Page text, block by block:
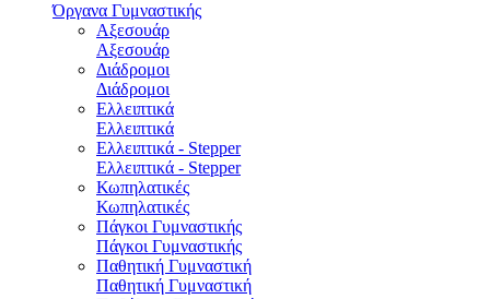
Όργανα Γυμναστικής
Αξεσουάρ
Αξεσουάρ
Διάδρομοι
Διάδρομοι
Ελλειπτικά
Ελλειπτικά
Ελλειπτικά - Stepper
Ελλειπτικά - Stepper
Κωπηλατικές
Κωπηλατικές
Πάγκοι Γυμναστικής
Πάγκοι Γυμναστικής
Παθητική Γυμναστική
Παθητική Γυμναστική